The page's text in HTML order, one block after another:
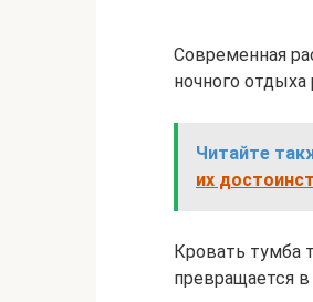
Современная
ночного
Читайте
их
Кровать тумба
превращается